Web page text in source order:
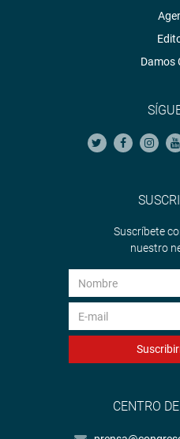
Damos
Suscríbete
nuestro
CENTRO